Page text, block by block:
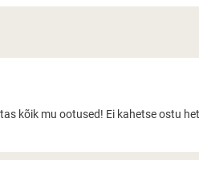
kõik mu ootused! Ei kahetse ostu